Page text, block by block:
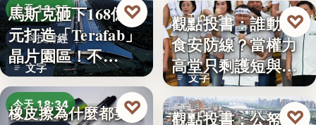
今天 18:35
科技財經
文字
馬斯克砸下168億美
元打造「Terafab」
晶片園區！不…
♡
今天 18:34
橡皮擦為什麼都要用
♡
今天 06:30
時事評論
文字
觀點投書：誰動了
食安防線？當權力
高堂只剩護短與卸
責
♡
今天 06:30
觀點投書：公帑養
♡